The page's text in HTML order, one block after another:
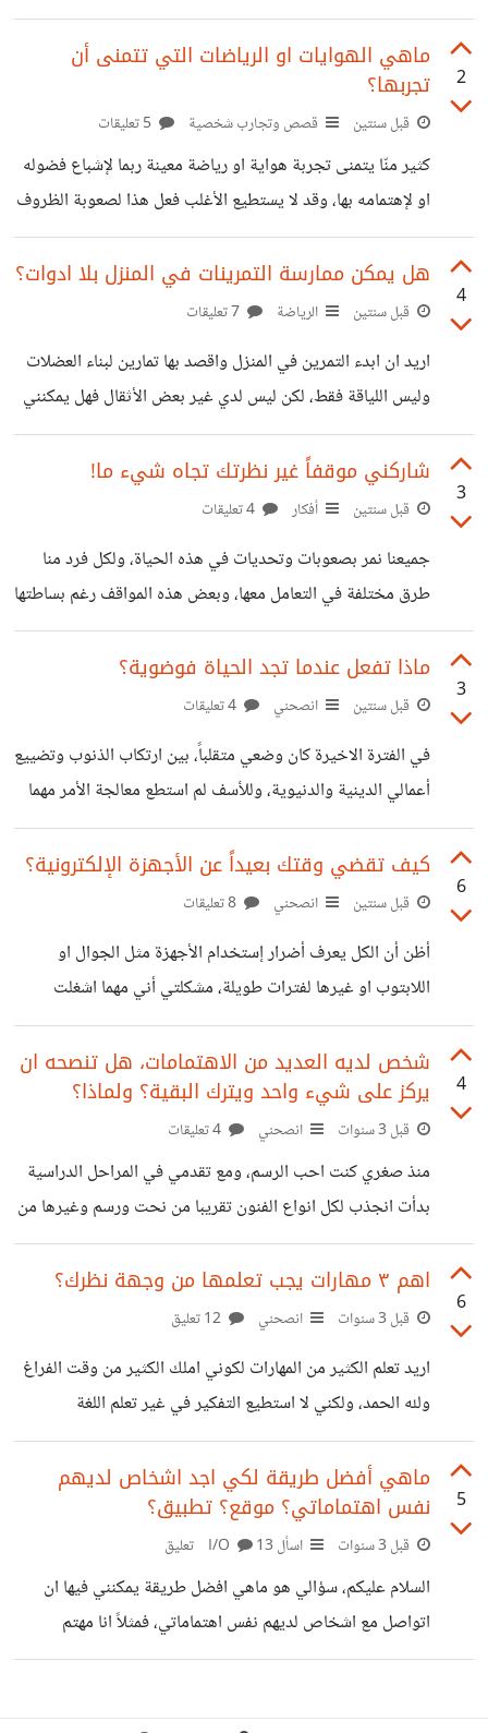
ينتهي الأمر بنفس النتيجة، حيث أني ابقى محافظا على تركيزي
طوال اليوم، وعند انتهائه احس بالإرهاق واعود لتلك العادة، رغم
كوني قد انجزت الكثير من الاشياء في يومي إلا أني دائماً ما
افشل في تخطي اليوم الاول.
2
ماهي الهوايات او الرياضات التي تتمنى أن
تجربها؟
قبل سنتين قصص وتجارب شخصية
كثير منّا يتمنى تجربة هواية او رياضة معينة ربما لإشباع فضوله
او لإهتمامه بها، وقد لا يستطيع الأغلب فعل هذا لصعوبة الظروف
او ضيق الوقت وغيره.. بالنسبة لي هناك الكثير مما أود تجربته،
الفنون القتالية كالمواي تاي او الملاكمة وغيره، النحت، السفر
لبعض الدول وهكذا.. ماهي الأشياء التي تتمنى تجربتها؟
4
هل يمكن ممارسة التمرينات في المنزل بلا ادوات؟
قبل سنتين الرياضة
اريد ان ابدء التمرين في المنزل واقصد بها تمارين لبناء العضلات
وليس اللياقة فقط، لكن ليس لدي غير بعض الأثقال فهل يمكنني
ذلك؟ وهل يلزمني مدرب لكي لا أصاب؟ وأخيراً هل يجب علي
حساب السعرات الحرارية في طعامي وغيره؟ لأني شاهدت الكثير
من المقاطع التي تشرح هذا ولم استطع أن أفهمها بل لم أتمكن من
3
شاركني موقفاً غير نظرتك تجاه شيء ما!
قبل سنتين أفكار
جميعنا نمر بصعوبات وتحديات في هذه الحياة، ولكل فرد منا
طرق مختلفة في التعامل معها، وبعض هذه المواقف رغم بساطتها
إلا أنها قد تعطيك درساً لا تنساه يغير نظرتك لشيء معين او في
حالات أخرى للحياة بأكملها.. شاركني عدة مواقف غيرت نظرتك
تجاه شيء ما، لربما يكون ما تكتبه سبباً في تغيير حياة الكثيرين
3
ماذا تفعل عندما تجد الحياة فوضوية؟
قبل سنتين انصحني
في الفترة الاخيرة كان وضعي متقلباً، بين ارتكاب الذنوب وتضييع
أعمالي الدينية والدنيوية، وللأسف لم استطع معالجة الأمر مهما
فعلت فلا استطيع الاستقامة لمدة طويلة. اتمنى من كل شخص
يقرأ ما اكتبه أن يعطيني كتاباً او ينصحني بقناةٍ مفيدة او
يشاركني بحلول يرى انها قد تفيدني.
6
كيف تقضي وقتك بعيداً عن الأجهزة الإلكترونية؟
قبل سنتين انصحني
أظن أن الكل يعرف أضرار إستخدام الأجهزة مثل الجوال او
اللابتوب او غيرها لفترات طويلة، مشكلتي أني مهما اشغلت
نفسي بفعل أي شيء اراني تلقائياً اعود له بطريقة او أخرى.
فعندما اريد قراءة كتاب اقوم بتحميله من الجوال لكوني لا
استطيع شراء كتاب ملموس لبعد المكتبة ولغيرها من الاسباب،
واذا حاولت ان امارس هواية الرسم اعود إليه لكي اتعلم كيف يتم
رسم هذا وذاك، وعندما اريد تعلم مهارة... اظنكم فهمت ما اقصد،
السؤال هو ماهي النشاطات التي يمكنك ممارستها بالمنزل
4
شخص لديه العديد من الاهتمامات، هل تنصحه ان
يركز على شيء واحد ويترك البقية؟ ولماذا؟
قبل 3 سنوات انصحني
منذ صغري كنت احب الرسم، ومع تقدمي في المراحل الدراسية
بدأت انجذب لكل انواع الفنون تقريبا من نحت ورسم وغيرها من
الفنون اليدوية، وانظر لنفسي الآن بعد هذه السنوات مشتتا بين
كثير من الاهتمامات، فأصبحت أحب الأدب والكتابة وأحب مقارنة
الأديان والمناظرات الدينية، هذا غير اهتمامي بالرياضة مثل كرة
ولكن لن تستطيع التركيز عليها كلها، مما قد يجعل شغفك في
بعض هذه الهوايات يقل، فكيف تتعامل مع هذا؟ هل تركز
6
اهم ٣ مهارات يجب تعلمها من وجهة نظرك؟
قبل 3 سنوات انصحني
اريد تعلم الكثير من المهارات لكوني املك الكثير من وقت الفراغ
ولله الحمد، ولكني لا استطيع التفكير في غير تعلم اللغة
الانجليزية، فما هي اهم المهارات التي يجب تعلمها؟
5
ماهي أفضل طريقة لكي اجد اشخاص لديهم
نفس اهتماماتي؟ موقع؟ تطبيق؟
قبل 3 سنوات اسأل I/O 13 تعليق
السلام عليكم، سؤالي هو ماهي افضل طريقة يمكنني فيها ان
اتواصل مع اشخاص لديهم نفس اهتماماتي، فمثلاً انا مهتم
بالرسم، وارى ان افضل طريقة تساعدني وتشجعني على ان ارسم